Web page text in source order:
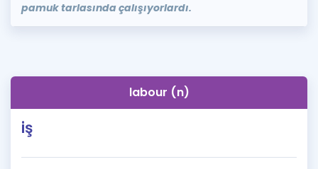
pamuk tarlasında çalışıyorlardı.
labour (n)
iş